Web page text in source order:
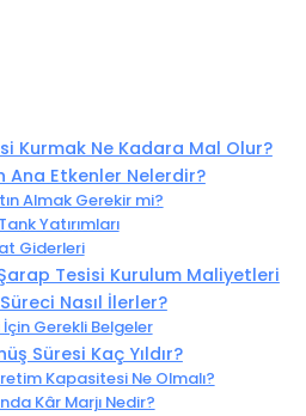
Kurmak Ne Kadara Mal Olur?
Ana Etkenler Nelerdir?
Almak Gerekir mi?
Yatırımları
Giderleri
Tesisi Kurulum Maliyetleri
Nasıl İlerler?
Gerekli Belgeler
Süresi Kaç Yıldır?
Kapasitesi Ne Olmalı?
Kâr Marjı Nedir?